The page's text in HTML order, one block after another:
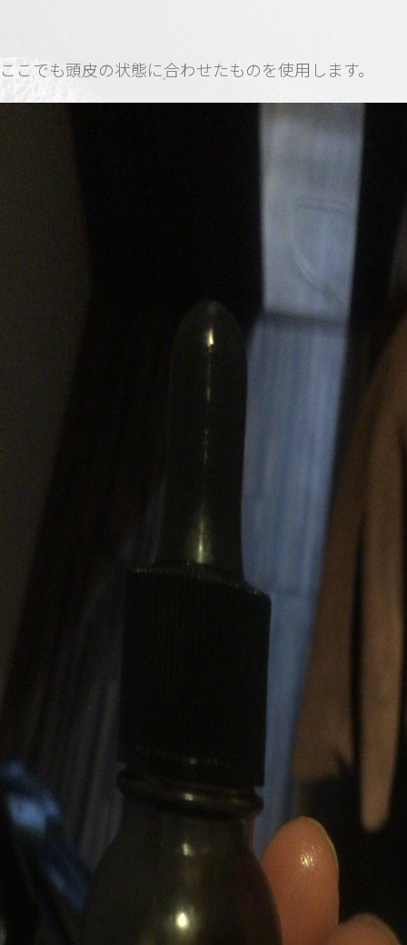
ここでも頭皮の状態に合わせたものを使用します。